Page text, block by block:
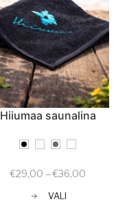
Hiiumaa saunalina
€29,00 – €36,00Price
VALI